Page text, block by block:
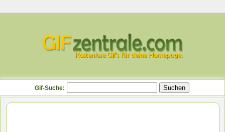
Gif-Suche: